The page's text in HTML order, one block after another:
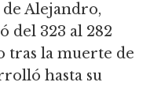
Alejandro,
del 323 al 282
tras la muerte de
hasta su